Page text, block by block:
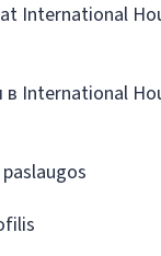
International
в International